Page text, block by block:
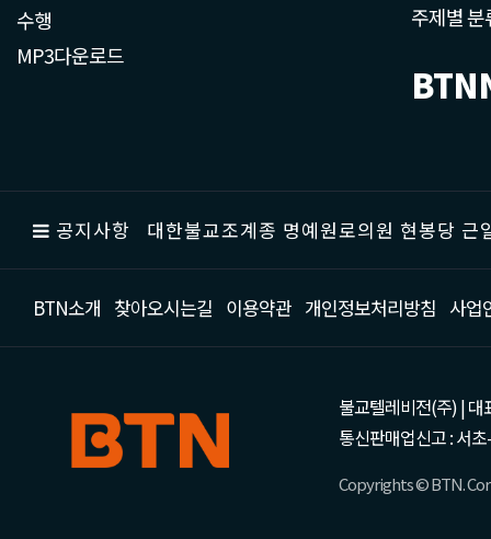
수행
MP3다운로드
주제별 분
공지사항 대한불교조계종 명예원로의원 현봉당
BTN소개 찾아오시는길 이용약관 개인정보처리방침 사업
불교텔레비전(주) | 대
통신판매업신고 : 서
Copyrights © BTN.